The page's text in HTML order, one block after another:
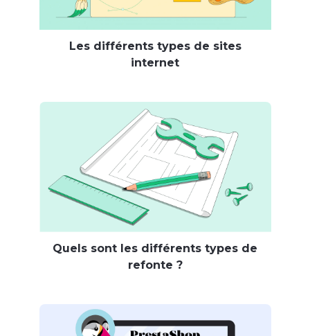
Les différents types de sites
internet
Quels sont les différents types de
refonte ?